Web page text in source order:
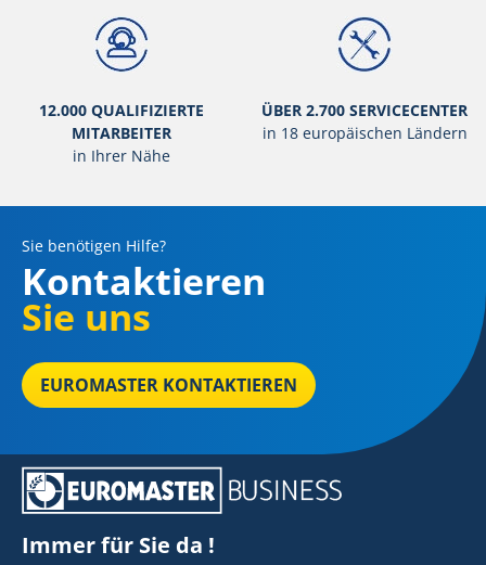
12.000 QUALIFIZIERTE
MITARBEITER
in Ihrer Nähe
ÜBER 2.700 SERVICECENTER
in 18 europäischen Ländern
Sie benötigen Hilfe?
Kontaktieren
Sie uns
EUROMASTER KONTAKTIEREN
Immer für Sie da !